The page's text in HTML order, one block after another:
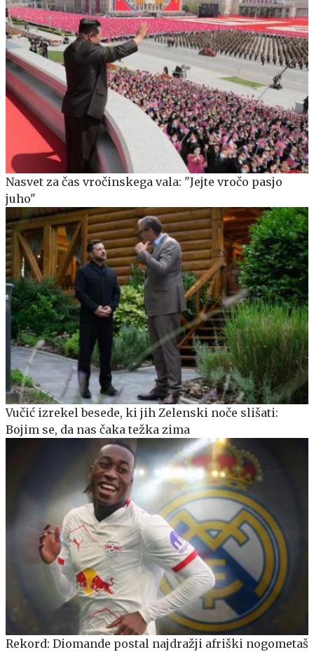
Nasvet za čas vročinskega vala: "Jejte vročo pasjo
juho"
Vučić izrekel besede, ki jih Zelenski noče slišati:
Bojim se, da nas čaka težka zima
Rekord: Diomande postal najdražji afriški nogometaš